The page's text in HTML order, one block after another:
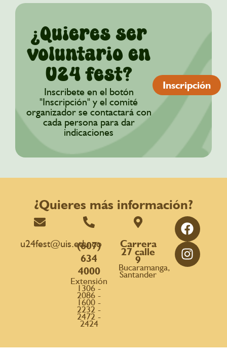
¿Quieres ser
voluntario en
U24 fest?
Inscribete en el botón
"Inscripción" y el comité
organizador se contactará con
cada persona para dar
indicaciones
Inscripción
¿Quieres más información?
u24fest@uis.edu.co
(607)
634
4000
Extensión
1306 -
2086 -
1600 -
2232 -
2472 -
2424
Carrera
27 calle
9
Bucaramanga,
Santander